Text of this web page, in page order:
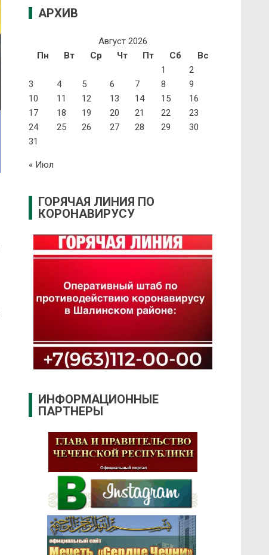
АРХИВ
Август 2026
Пн
Вт Ср Чт Пт Сб
Вс
1
2
3
4 5 6 7 8
9
10
11 12 13 14 15
16
17
18 19 20 21 22
23
24
25 26 27 28 29
30
31
« Июл
ГОРЯЧАЯ ЛИНИЯ ПО
КОРОНАВИРУСУ
ИНФОРМАЦИОННЫЕ
ПАРТНЕРЫ